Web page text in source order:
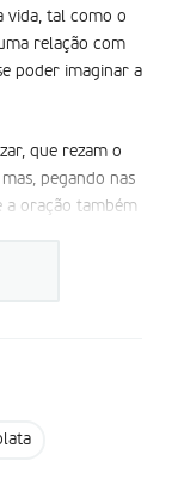
vida, tal como o
relação com
poder imaginar a
que rezam o
pegando nas
a oração também
é o meu
ambulância,